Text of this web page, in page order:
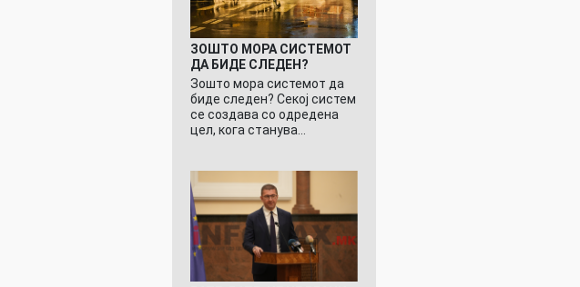
ЗОШТО МОРА СИСТЕМОТ
ДА БИДЕ СЛЕДЕН?
Зошто мора системот да
биде следен? Секој систем
се создава со одредена
цел, кога станува…